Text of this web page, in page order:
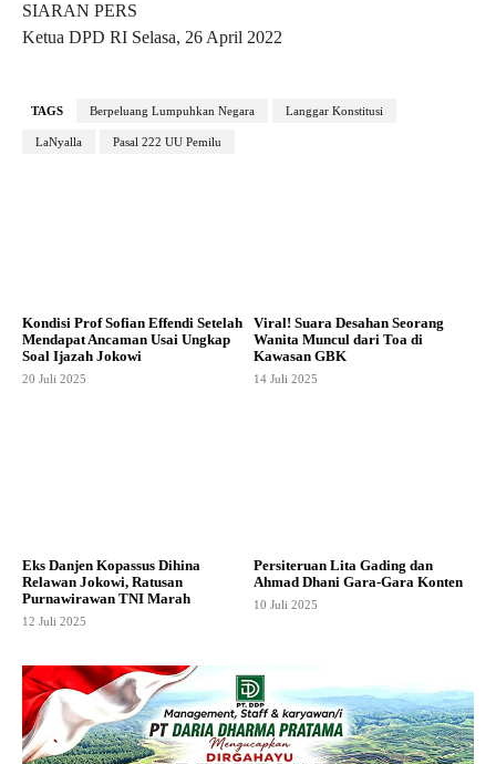
SIARAN PERS
Ketua DPD RI Selasa, 26 April 2022
TAGS Berpeluang Lumpuhkan Negara Langgar Konstitusi
LaNyalla Pasal 222 UU Pemilu
Kondisi Prof Sofian Effendi Setelah
Mendapat Ancaman Usai Ungkap
Soal Ijazah Jokowi
20 Juli 2025
Viral! Suara Desahan Seorang
Wanita Muncul dari Toa di
Kawasan GBK
14 Juli 2025
Eks Danjen Kopassus Dihina
Relawan Jokowi, Ratusan
Purnawirawan TNI Marah
12 Juli 2025
Persiteruan Lita Gading dan
Ahmad Dhani Gara-Gara Konten
10 Juli 2025